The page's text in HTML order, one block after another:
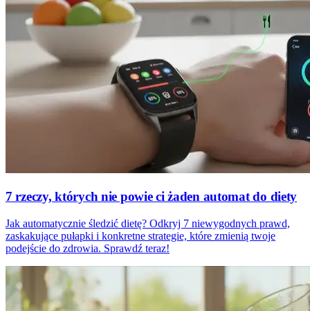
7 rzeczy, których nie powie ci żaden automat do diety
Jak automatycznie śledzić dietę? Odkryj 7 niewygodnych prawd,
zaskakujące pułapki i konkretne strategie, które zmienią twoje
podejście do zdrowia. Sprawdź teraz!